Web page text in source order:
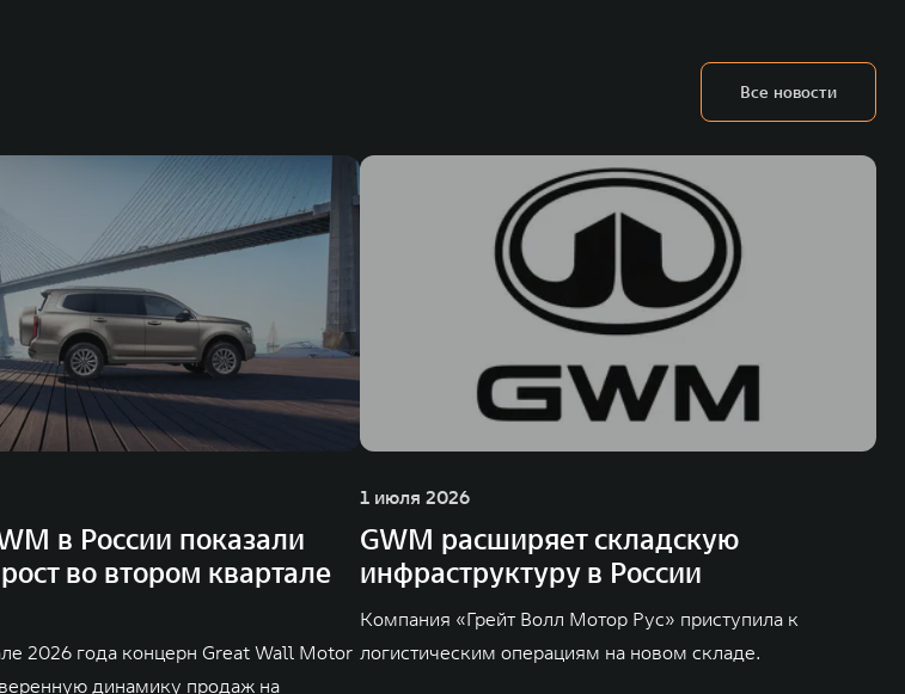
и пикапов, специализирующийся на интеллектуальных технологиях и экологичном производстве. Компания была
Сфера деятельности концерна GWM включает проектирование, исследования и разработки, производство, продажу и
платформ. Шесть автомобильных брендов GWM – интеллектуальных кроссоверов и внедорожников HAVAL,
кроссоверов WEY, а также новый технологичный бренд SALOON – в совокупности образуют сегмент прогрессивных
компаний, а штат включает более 60 000 человек. В течение шести лет подряд продажи GWM превышают отметку в 1
и составила 136,3 млрд юаней (1,6 трлн рублей). С 1998 года Great Wall Motor занимает первое место по объёмам продаж
включая центры в России, Китае, Японии, США, Германии, Индии, Австрии и Южной Корее. Компания построила
– в России, Таиланде, Бразилии и Индии, а также 5 предприятий по сборке автомобилей.
Все новости
в России показали
во втором квартале
2026 года концерн Great Wall Motor
динамику продаж на
1 июля 2026
GWM расширяет складскую
инфраструктуру в России
Компания «Грейт Волл Мотор Рус» приступила к
логистическим операциям на новом складе.